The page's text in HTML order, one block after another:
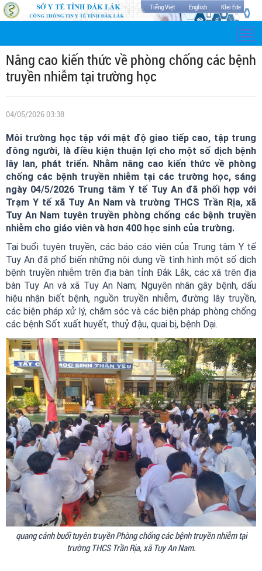
Tiếng Việt English Klei Ede
Nâng cao kiến thức về phòng chống các bệnh
truyền nhiễm tại trường học
04/05/2026 03:38
Môi trường học tập với mật độ giao tiếp cao, tập trung
đông người, là điều kiện thuận lợi cho một số dịch bệnh
lây lan, phát triển. Nhằm nâng cao kiến thức về phòng
chống các bệnh truyền nhiễm tại các trường học, sáng
ngày 04/5/2026 Trung tâm Y tế Tuy An đã phối hợp với
Trạm Y tế xã Tuy An Nam và trường THCS Trần Rịa, xã
Tuy An Nam tuyên truyền phòng chống các bệnh truyền
nhiễm cho giáo viên và hơn 400 học sinh của trường.
Tại buổi tuyên truyền, các báo cáo viên của Trung tâm Y tế
Tuy An đã phổ biến những nội dung về tình hình một số dịch
bệnh truyền nhiễm trên địa bàn tỉnh Đắk Lắk, các xã trên địa
bàn Tuy An và xã Tuy An Nam; Nguyên nhân gây bệnh, dấu
hiệu nhận biết bệnh, nguồn truyền nhiễm, đường lây truyền,
các biện pháp xử lý, chăm sóc và các biện pháp phòng chống
các bệnh Sốt xuất huyết, thuỷ đậu, quai bị, bệnh Dại.
quang cảnh buổi tuyên truyền Phòng chống các bệnh truyền nhiễm tại
trường THCS Trần Rịa, xã Tuy An Nam.